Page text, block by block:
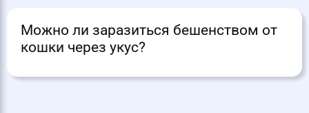
Можно ли заразиться бешенством от
кошки через укус?